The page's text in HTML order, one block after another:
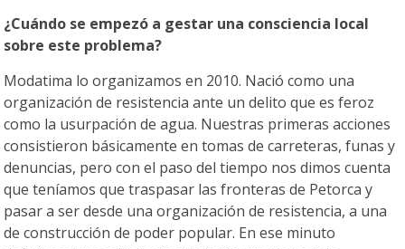
¿Cuándo se empezó a gestar una consciencia local
sobre este problema?
Modatima lo organizamos en 2010. Nació como una
organización de resistencia ante un delito que es feroz
como la usurpación de agua. Nuestras primeras acciones
consistieron básicamente en tomas de carreteras, funas y
denuncias, pero con el paso del tiempo nos dimos cuenta
que teníamos que traspasar las fronteras de Petorca y
pasar a ser desde una organización de resistencia, a una
de construcción de poder popular. En ese minuto